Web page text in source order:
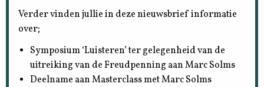
Verder vinden jullie in deze nieuwsbrief informatie
over;
Symposium ‘Luisteren’ ter gelegenheid van de
uitreiking van de Freudpenning aan Marc Solms
Deelname aan Masterclass met Marc Solms